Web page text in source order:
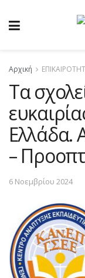
Αρχική
Τα
Ελλάδα.
–
6 Νοεμβρίου 2024